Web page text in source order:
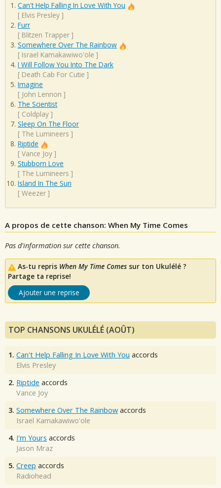
Can't Help Falling In Love With You
[ Elvis Presley ]
Furr
[ Blitzen Trapper ]
Somewhere Over The Rainbow
[ Israel Kamakawiwo'ole ]
I Will Follow You Into The Dark
[ Death Cab For Cutie ]
Imagine
[ John Lennon ]
The Scientist
[ Coldplay ]
Sleep On The Floor
[ The Lumineers ]
Riptide
[ Vance Joy ]
Stubborn Love
[ The Lumineers ]
Island In The Sun
[ Weezer ]
A propos de cette chanson: When My Time Comes
Pas d'information sur cette chanson.
As-tu repris When My Time Comes sur ton Ukulélé ?
Partage ta reprise!
Ajouter une reprise
TOP CHANSONS UKULÉLÉ (AOÛT)
1. Can't Help Falling In Love With You accords
Elvis Presley
2. Riptide accords
Vance Joy
3. Somewhere Over The Rainbow accords
Israel Kamakawiwo'ole
4. I'm Yours accords
Jason Mraz
5. Creep accords
Radiohead